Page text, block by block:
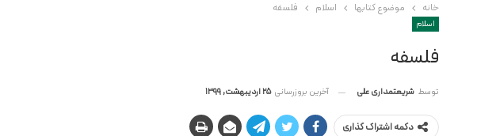
خانه موضوع کتابها اسلام فلسفه
اسلام
فلسفه
توسط شریعتمداری علی آخرین بروزرسانی 25 اردیبهشت, 1399
دکمه اشتراک گذاری